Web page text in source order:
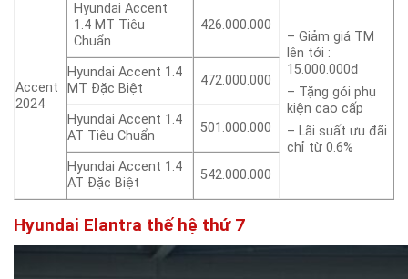
Accent
2024
Hyundai Accent
1.4 MT Tiêu
Chuẩn
426.000.000
– Giảm giá TM
lên tới :
15.000.000đ
– Tặng gói phụ
kiện cao cấp
– Lãi suất ưu đãi
chỉ từ 0.6%
Hyundai Accent 1.4
MT Đặc Biệt
472.000.000
Hyundai Accent 1.4
AT Tiêu Chuẩn
501.000.000
Hyundai Accent 1.4
AT Đặc Biệt
542.000.000
Hyundai Elantra thế hệ thứ 7